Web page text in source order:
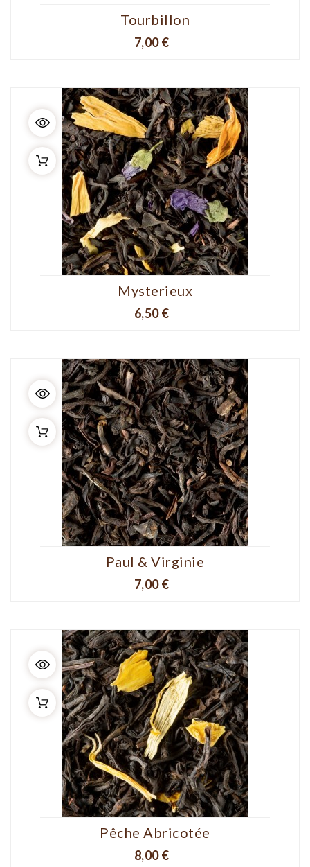
Tourbillon
Prix
7,00 €
Mysterieux
Prix
6,50 €
Paul & Virginie
Prix
7,00 €
Pêche Abricotée
Prix
8,00 €